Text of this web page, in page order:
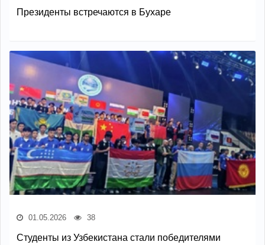
Президенты встречаются в Бухаре
01.05.2026 38
Студенты из Узбекистана стали победителями